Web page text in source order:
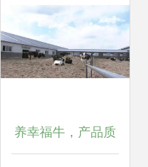
养幸福牛，产品质